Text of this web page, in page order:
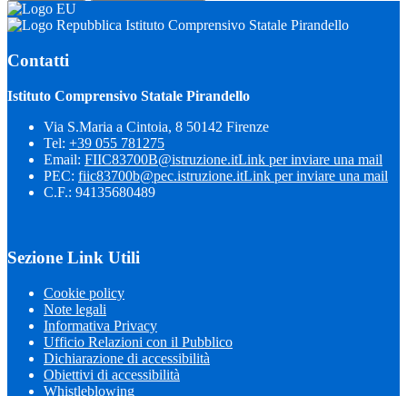
Istituto Comprensivo Statale Pirandello
Contatti
Istituto Comprensivo Statale Pirandello
Via S.Maria a Cintoia, 8 50142 Firenze
Tel: +39 055 781275
Email: FIIC83700B@istruzione.itLink per inviare una mail
PEC: fiic83700b@pec.istruzione.itLink per inviare una mail
C.F.: 94135680489
Sezione Link Utili
Cookie policy
Note legali
Informativa Privacy
Ufficio Relazioni con il Pubblico
Dichiarazione di accessibilità
Obiettivi di accessibilità
Whistleblowing